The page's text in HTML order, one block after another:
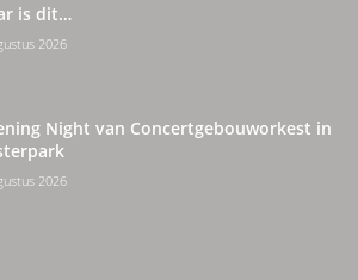
is dit…
2026
Night van Concertgebouworkest in
2026